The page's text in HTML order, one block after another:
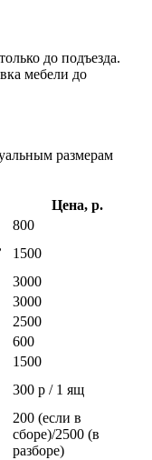
до подъезда.
мебели до
размерам
Цена, р.
800
1500
3000
3000
2500
600
1500
300 р / 1 ящ
200 (если в
сборе)/2500 (в
разборе)